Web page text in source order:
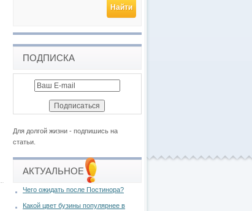
ПОДПИСКА
Для долгой жизни - подпишись на
статьи.
АКТУАЛЬНОЕ
Чего ожидать после Постинора?
Какой цвет бузины популярнее в